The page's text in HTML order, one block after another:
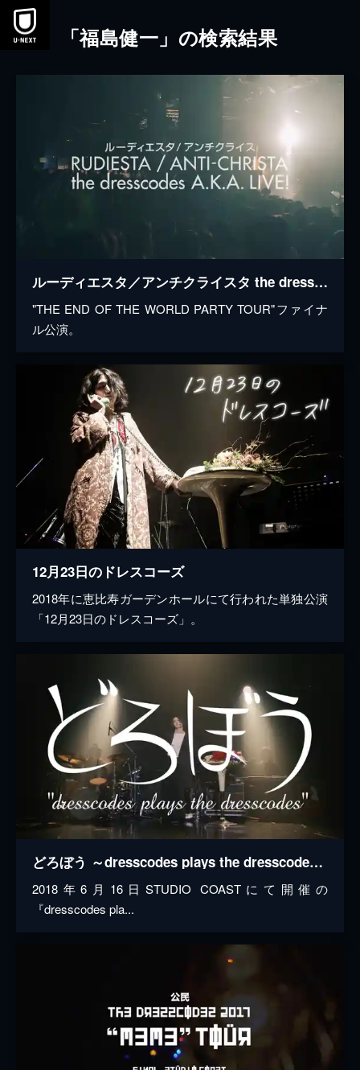
本文へスキップ
「福島健一」の検索結果
ルーディエスタ／アンチクライスタ the dresscodes A.K.A. LIVE!​
"THE END OF THE WORLD PARTY TOUR"ファイナ
ル公演。
12月23日のドレスコーズ
2018年に恵比寿ガーデンホールにて行われた単独公演
「12月23日のドレスコーズ」。
どろぼう ～dresscodes plays the dresscodes～
2018年6月16日STUDIO COASTにて開催の
『dresscodes pla...